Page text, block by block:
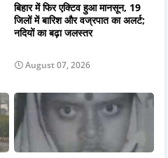
बिहार में फिर एक्टिव हुआ मानसून, 19
जिलों में बारिश और वज्रपात का अलर्ट;
नदियों का बढ़ा जलस्तर
August 07, 2026